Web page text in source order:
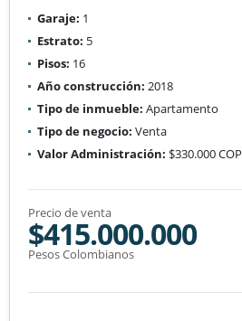
Garaje: 1
Estrato: 5
Pisos: 16
Año construcción: 2018
Tipo de inmueble: Apartamento
Tipo de negocio: Venta
Valor Administración: $330.000 COP
Precio de venta
$415.000.000
Pesos Colombianos